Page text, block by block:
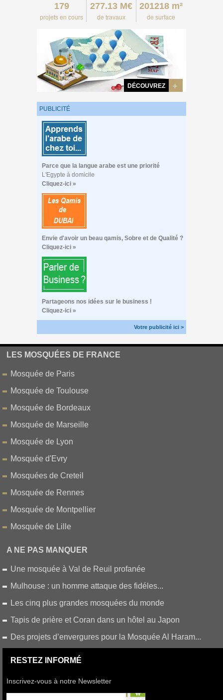
179
projets en cours
277.13 M€
de travaux
201218 m²
de surface
DÉCOUVREZ
PUBLICITÉ
Parce que la langue arabe est une priorité
L'Egypte à domicile
Cliquez-ici »
Envie d'avoir un beau qamis, Sobre et de Qualité ?
Cliquez-ici »
Partageons nos idées sur le business !
Cliquez-ici »
Votre publicité ici >
LES MOSQUÉES DE FRANCE
Mosquée de Paris
Mosquée de Toulouse
Mosquée de Bordeaux
Mosquée de Marseille
Mosquée de Lyon
Mosquée d'Evry
Mosquées de Creteil
Mosquée de Rennes
Mosquée de Montpellier
Mosquée de Lille
A NE PAS MANQUER
Une mosquée à Val de Reuil profanée
Mulhouse : un homme attaque des fidéles...
Les cinq plus grandes mosquées du monde
Tapis de prière et Coran dans un hôtel au Japon
Des projets d’envergures pour la Mosquée Al Haram...
RESTEZ INFORMÉ
Inscrivez-vous à notre Newsletter